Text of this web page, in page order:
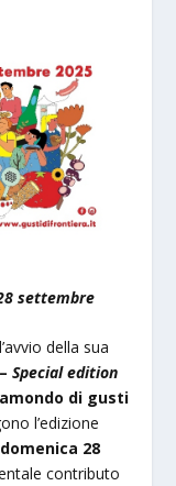
settembre
della sua
Special edition
di gusti
l’edizione
28
contributo